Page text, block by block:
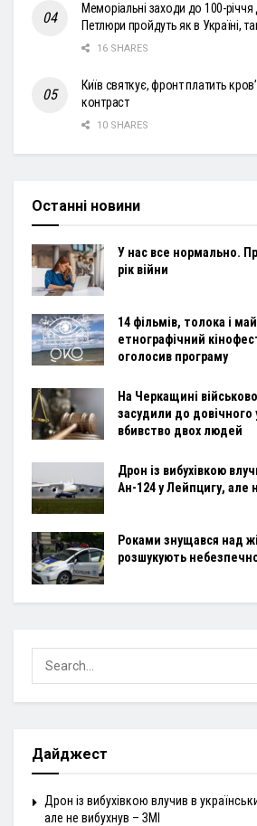
Меморіальні заходи до 100-
Петлюри пройдуть як в Україні,
16 SHARES
Київ святкує, фронт платить
контраст
10 SHARES
Останні новини
У нас все нормально.
рік війни
14 фільмів, толока і
етнографічний
оголосив програму
На Черкащині
засудили до довічного
вбивство двох людей
Дрон із вибухівкою
Ан-124 у Лейпцигу, але
Роками знущався над
розшукують
Дайджест
Дрон із вибухівкою влучив в
але не вибухнув – ЗМІ